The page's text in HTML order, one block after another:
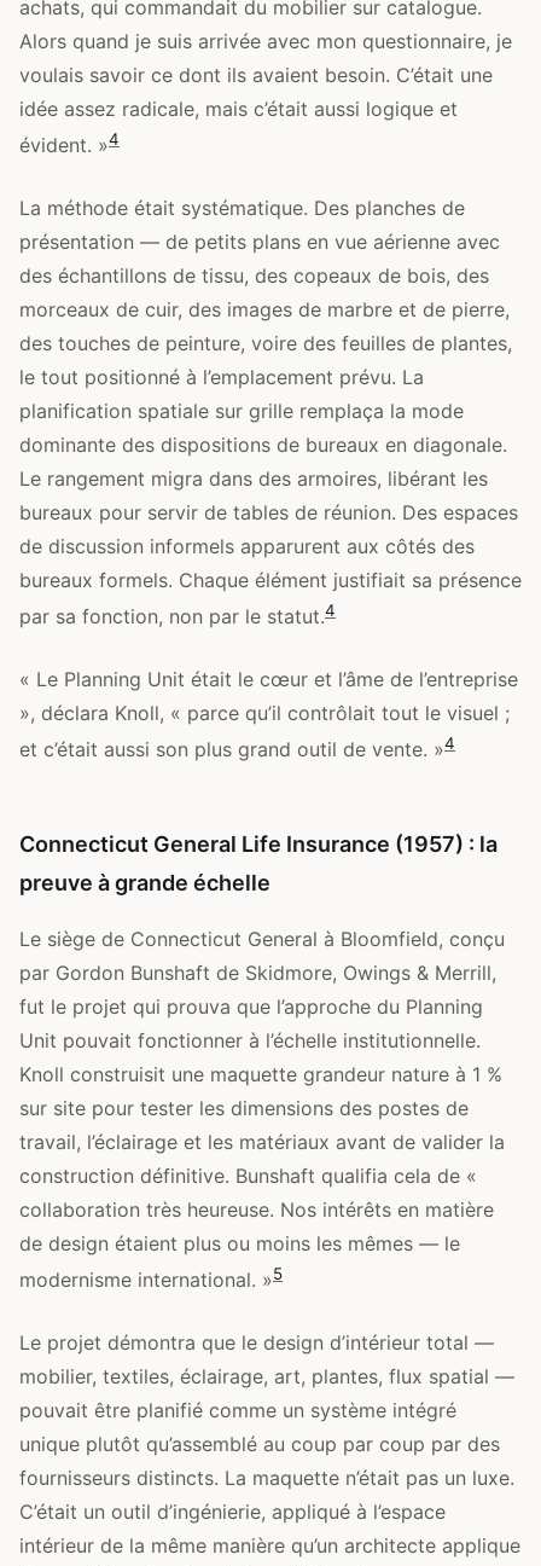
achats, qui commandait du mobilier sur catalogue.
Alors quand je suis arrivée avec mon questionnaire, je
voulais savoir ce dont ils avaient besoin. C’était une
idée assez radicale, mais c’était aussi logique et
évident. »4
La méthode était systématique. Des planches de
présentation — de petits plans en vue aérienne avec
des échantillons de tissu, des copeaux de bois, des
morceaux de cuir, des images de marbre et de pierre,
des touches de peinture, voire des feuilles de plantes,
le tout positionné à l’emplacement prévu. La
planification spatiale sur grille remplaça la mode
dominante des dispositions de bureaux en diagonale.
Le rangement migra dans des armoires, libérant les
bureaux pour servir de tables de réunion. Des espaces
de discussion informels apparurent aux côtés des
bureaux formels. Chaque élément justifiait sa présence
par sa fonction, non par le statut.4
« Le Planning Unit était le cœur et l’âme de l’entreprise
», déclara Knoll, « parce qu’il contrôlait tout le visuel ;
et c’était aussi son plus grand outil de vente. »4
Connecticut General Life Insurance (1957) : la
preuve à grande échelle
Le siège de Connecticut General à Bloomfield, conçu
par Gordon Bunshaft de Skidmore, Owings & Merrill,
fut le projet qui prouva que l’approche du Planning
Unit pouvait fonctionner à l’échelle institutionnelle.
Knoll construisit une maquette grandeur nature à 1 %
sur site pour tester les dimensions des postes de
travail, l’éclairage et les matériaux avant de valider la
construction définitive. Bunshaft qualifia cela de «
collaboration très heureuse. Nos intérêts en matière
de design étaient plus ou moins les mêmes — le
modernisme international. »5
Le projet démontra que le design d’intérieur total —
mobilier, textiles, éclairage, art, plantes, flux spatial —
pouvait être planifié comme un système intégré
unique plutôt qu’assemblé au coup par coup par des
fournisseurs distincts. La maquette n’était pas un luxe.
C’était un outil d’ingénierie, appliqué à l’espace
intérieur de la même manière qu’un architecte applique